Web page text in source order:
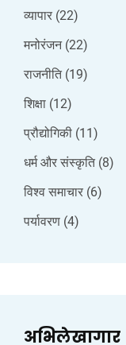
व्यापार (22)
मनोरंजन (22)
राजनीति (19)
शिक्षा (12)
प्रौद्योगिकी (11)
धर्म और संस्कृति (8)
विश्व समाचार (6)
पर्यावरण (4)
अभिलेखागार